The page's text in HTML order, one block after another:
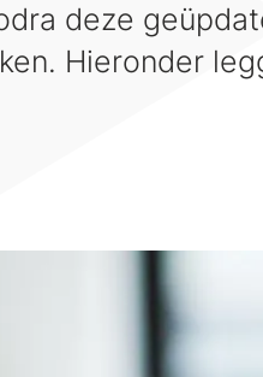
deze
Hieronder